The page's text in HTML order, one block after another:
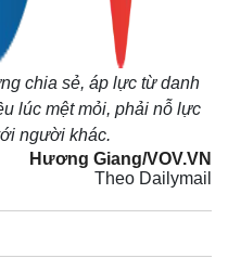
chia sẻ, áp lực từ danh
lúc mệt mỏi, phải nỗ lực
người khác.
Hương Giang/VOV.VN
Theo Dailymail